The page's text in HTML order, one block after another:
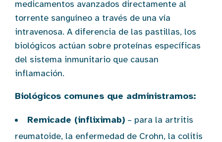
medicamentos avanzados directamente al
torrente sanguíneo a través de una vía
intravenosa. A diferencia de las pastillas, los
biológicos actúan sobre proteínas específicas
del sistema inmunitario que causan
inflamación.
Biológicos comunes que administramos:
Remicade (infliximab) – para la artritis
reumatoide, la enfermedad de Crohn, la colitis